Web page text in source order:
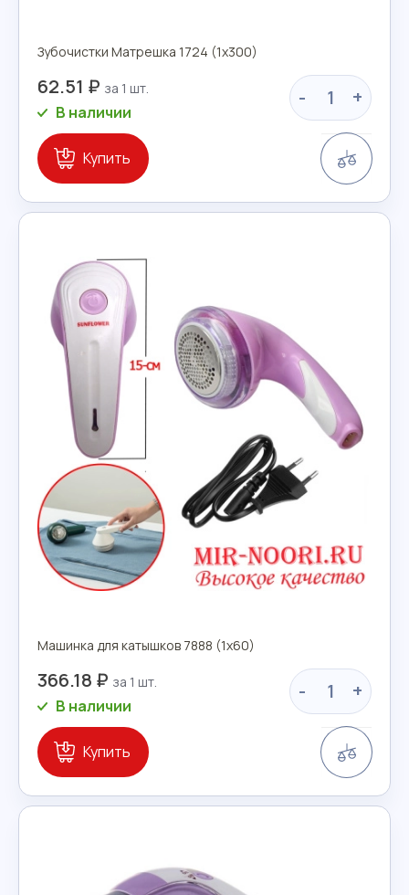
Зубочистки Матрешка 1724 (1х300)
62.51 ₽ - +
В наличии
Купить
Машинка для катышков 7888 (1х60)
366.18 ₽ - +
В наличии
Купить